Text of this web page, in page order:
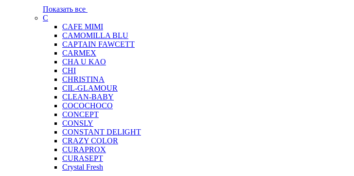
Показать все
C
CAFE MIMI
CAMOMILLA BLU
CAPTAIN FAWCETT
CARMEX
CHA U KAO
CHI
CHRISTINA
CIL-GLAMOUR
CLEAN-BABY
COCOCHOCO
CONCEPT
CONSLY
CONSTANT DELIGHT
CRAZY COLOR
CURAPROX
CURASEPT
Crystal Fresh